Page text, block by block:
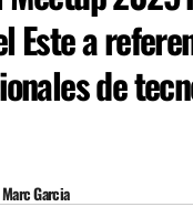
Este a
de
Marc Garcia